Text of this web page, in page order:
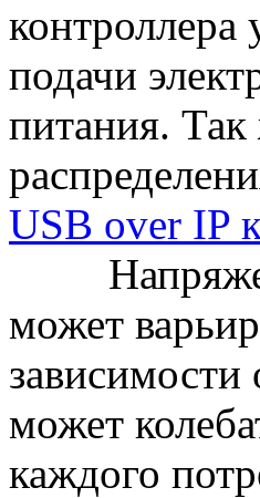
контроллера
подачи
питания.
USB over IP
может
может
каждого